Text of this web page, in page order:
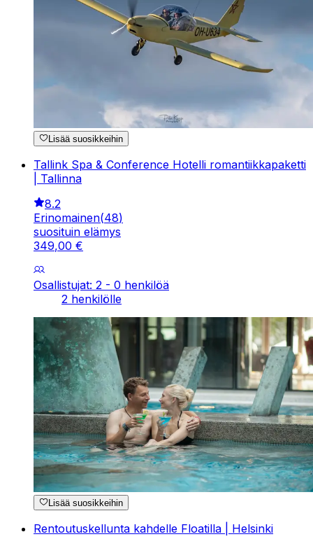
Lisää suosikkeihin
Tallink Spa & Conference Hotelli romantiikkapaketti
| Tallinna
8.2
Erinomainen(48)
suosituin elämys
349,00 €
Osallistujat: 2 - 0 henkilöä
2 henkilölle
Lisää suosikkeihin
Rentoutuskellunta kahdelle Floatilla | Helsinki